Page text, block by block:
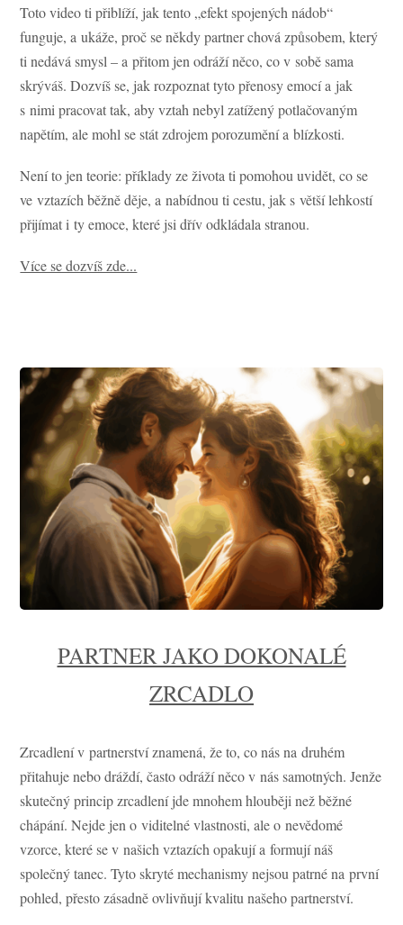
Toto video ti přiblíží, jak tento „efekt spojených nádob“
funguje, a ukáže, proč se někdy partner chová způsobem, který
ti nedává smysl – a přitom jen odráží něco, co v sobě sama
skrýváš. Dozvíš se, jak rozpoznat tyto přenosy emocí a jak
s nimi pracovat tak, aby vztah nebyl zatížený potlačovaným
napětím, ale mohl se stát zdrojem porozumění a blízkosti.
Není to jen teorie: příklady ze života ti pomohou uvidět, co se
ve vztazích běžně děje, a nabídnou ti cestu, jak s větší lehkostí
přijímat i ty emoce, které jsi dřív odkládala stranou.
Více se dozvíš zde...
PARTNER JAKO DOKONALÉ
ZRCADLO
Zrcadlení v partnerství znamená, že to, co nás na druhém
přitahuje nebo dráždí, často odráží něco v nás samotných. Jenže
skutečný princip zrcadlení jde mnohem hlouběji než běžné
chápání. Nejde jen o viditelné vlastnosti, ale o nevědomé
vzorce, které se v našich vztazích opakují a formují náš
společný tanec. Tyto skryté mechanismy nejsou patrné na první
pohled, přesto zásadně ovlivňují kvalitu našeho partnerství.